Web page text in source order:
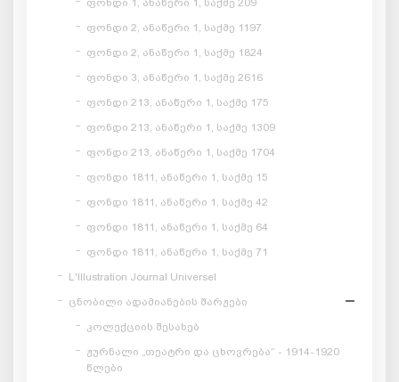
ფონდი 2, ანაწერი 1, საქმე 1197
ფონდი 2, ანაწერი 1, საქმე 1824
ფონდი 3, ანაწერი 1, საქმე 2616
ფონდი 213, ანაწერი 1, საქმე 175
ფონდი 213, ანაწერი 1, საქმე 1309
ფონდი 213, ანაწერი 1, საქმე 1704
ფონდი 1811, ანაწერი 1, საქმე 15
ფონდი 1811, ანაწერი 1, საქმე 42
ფონდი 1811, ანაწერი 1, საქმე 64
ფონდი 1811, ანაწერი 1, საქმე 71
L'Illustration Journal Universel
ცნობილი ადამიანების შარჟები
კოლექციის შესახებ
ჟურნალი „თეატრი და ცხოვრება“ - 1914-1920
წლები